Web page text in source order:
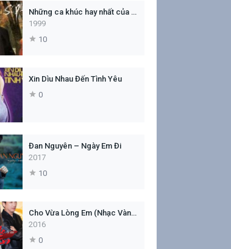
Những ca khúc hay nhất của Sĩ Phú
1999
10
Xin Dìu Nhau Đến Tình Yêu
0
Đan Nguyên – Ngày Em Đi
2017
10
Cho Vừa Lòng Em (Nhạc Vàng Muôn Thuở)
2016
0